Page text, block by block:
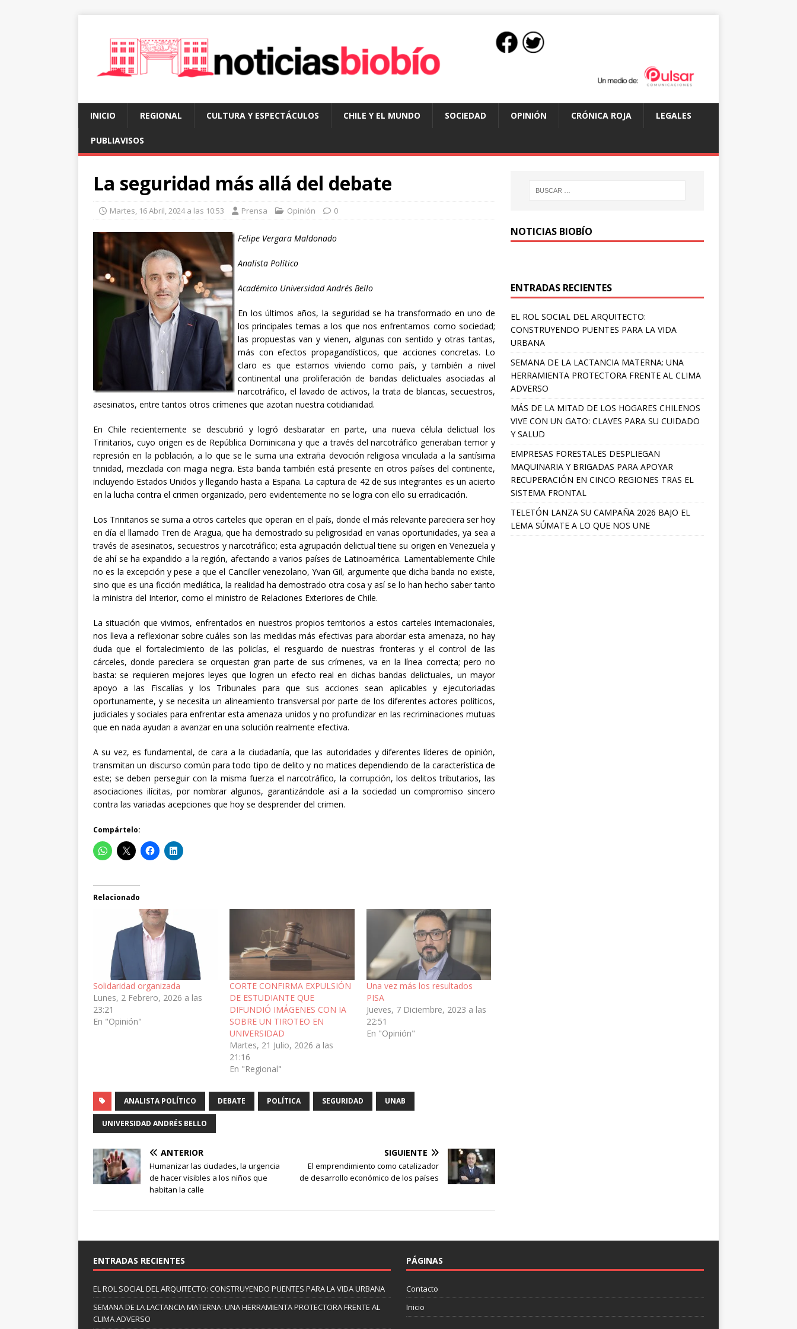
INICIO REGIONAL CULTURA Y ESPECTÁCULOS CHILE Y EL MUNDO SOCIEDAD OPINIÓN CRÓNICA ROJA LEGALES
PUBLIAVISOS
La seguridad más allá del debate
Martes, 16 Abril, 2024 a las 10:53 Prensa Opinión 0
Felipe Vergara Maldonado
Analista Político
Académico Universidad Andrés Bello
En los últimos años, la seguridad se ha transformado en uno de
los principales temas a los que nos enfrentamos como sociedad;
las propuestas van y vienen, algunas con sentido y otras tantas,
más con efectos propagandísticos, que acciones concretas. Lo
claro es que estamos viviendo como país, y también a nivel
continental una proliferación de bandas delictuales asociadas al
narcotráfico, el lavado de activos, la trata de blancas, secuestros,
asesinatos, entre tantos otros crímenes que azotan nuestra cotidianidad.
En Chile recientemente se descubrió y logró desbaratar en parte, una nueva célula delictual los
Trinitarios, cuyo origen es de República Dominicana y que a través del narcotráfico generaban temor y
represión en la población, a lo que se le suma una extraña devoción religiosa vinculada a la santísima
trinidad, mezclada con magia negra. Esta banda también está presente en otros países del continente,
incluyendo Estados Unidos y llegando hasta a España. La captura de 42 de sus integrantes es un acierto
en la lucha contra el crimen organizado, pero evidentemente no se logra con ello su erradicación.
Los Trinitarios se suma a otros carteles que operan en el país, donde el más relevante pareciera ser hoy
en día el llamado Tren de Aragua, que ha demostrado su peligrosidad en varias oportunidades, ya sea a
través de asesinatos, secuestros y narcotráfico; esta agrupación delictual tiene su origen en Venezuela y
de ahí se ha expandido a la región, afectando a varios países de Latinoamérica. Lamentablemente Chile
no es la excepción y pese a que el Canciller venezolano, Yvan Gil, argumente que dicha banda no existe,
sino que es una ficción mediática, la realidad ha demostrado otra cosa y así se lo han hecho saber tanto
la ministra del Interior, como el ministro de Relaciones Exteriores de Chile.
La situación que vivimos, enfrentados en nuestros propios territorios a estos carteles internacionales,
nos lleva a reflexionar sobre cuáles son las medidas más efectivas para abordar esta amenaza, no hay
duda que el fortalecimiento de las policías, el resguardo de nuestras fronteras y el control de las
cárceles, donde pareciera se orquestan gran parte de sus crímenes, va en la línea correcta; pero no
basta: se requieren mejores leyes que logren un efecto real en dichas bandas delictuales, un mayor
apoyo a las Fiscalías y los Tribunales para que sus acciones sean aplicables y ejecutoriadas
oportunamente, y se necesita un alineamiento transversal por parte de los diferentes actores políticos,
judiciales y sociales para enfrentar esta amenaza unidos y no profundizar en las recriminaciones mutuas
que en nada ayudan a avanzar en una solución realmente efectiva.
A su vez, es fundamental, de cara a la ciudadanía, que las autoridades y diferentes líderes de opinión,
transmitan un discurso común para todo tipo de delito y no matices dependiendo de la característica de
este; se deben perseguir con la misma fuerza el narcotráfico, la corrupción, los delitos tributarios, las
asociaciones ilícitas, por nombrar algunos, garantizándole así a la sociedad un compromiso sincero
contra las variadas acepciones que hoy se desprender del crimen.
Compártelo:
Relacionado
Solidaridad organizada
Lunes, 2 Febrero, 2026 a las
23:21
En "Opinión"
CORTE CONFIRMA EXPULSIÓN
DE ESTUDIANTE QUE
DIFUNDIÓ IMÁGENES CON IA
SOBRE UN TIROTEO EN
UNIVERSIDAD
Martes, 21 Julio, 2026 a las
21:16
En "Regional"
Una vez más los resultados
PISA
Jueves, 7 Diciembre, 2023 a las
22:51
En "Opinión"
ANALISTA POLÍTICO DEBATE POLÍTICA SEGURIDAD UNAB
UNIVERSIDAD ANDRÉS BELLO
ANTERIOR
Humanizar las ciudades, la urgencia
de hacer visibles a los niños que
habitan la calle
SIGUIENTE
El emprendimiento como catalizador
de desarrollo económico de los países
NOTICIAS BIOBÍO
ENTRADAS RECIENTES
EL ROL SOCIAL DEL ARQUITECTO:
CONSTRUYENDO PUENTES PARA LA VIDA
URBANA
SEMANA DE LA LACTANCIA MATERNA: UNA
HERRAMIENTA PROTECTORA FRENTE AL CLIMA
ADVERSO
MÁS DE LA MITAD DE LOS HOGARES CHILENOS
VIVE CON UN GATO: CLAVES PARA SU CUIDADO
Y SALUD
EMPRESAS FORESTALES DESPLIEGAN
MAQUINARIA Y BRIGADAS PARA APOYAR
RECUPERACIÓN EN CINCO REGIONES TRAS EL
SISTEMA FRONTAL
TELETÓN LANZA SU CAMPAÑA 2026 BAJO EL
LEMA SÚMATE A LO QUE NOS UNE
ENTRADAS RECIENTES
EL ROL SOCIAL DEL ARQUITECTO: CONSTRUYENDO PUENTES PARA LA VIDA URBANA
SEMANA DE LA LACTANCIA MATERNA: UNA HERRAMIENTA PROTECTORA FRENTE AL
CLIMA ADVERSO
PÁGINAS
Contacto
Inicio